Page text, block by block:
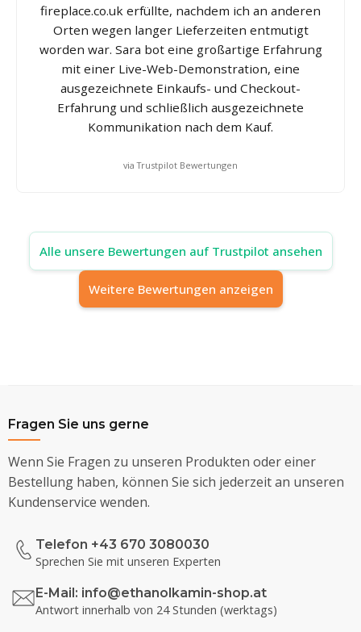
fireplace.co.uk erfüllte, nachdem ich an anderen
Orten wegen langer Lieferzeiten entmutigt
worden war. Sara bot eine großartige Erfahrung
mit einer Live-Web-Demonstration, eine
ausgezeichnete Einkaufs- und Checkout-
Erfahrung und schließlich ausgezeichnete
Kommunikation nach dem Kauf.
via Trustpilot Bewertungen
Alle unsere Bewertungen auf Trustpilot ansehen
Weitere Bewertungen anzeigen
Fragen Sie uns gerne
Wenn Sie Fragen zu unseren Produkten oder einer
Bestellung haben, können Sie sich jederzeit an unseren
Kundenservice wenden.
Telefon +43 670 3080030
Sprechen Sie mit unseren Experten
E-Mail: info@ethanolkamin-shop.at
Antwort innerhalb von 24 Stunden (werktags)